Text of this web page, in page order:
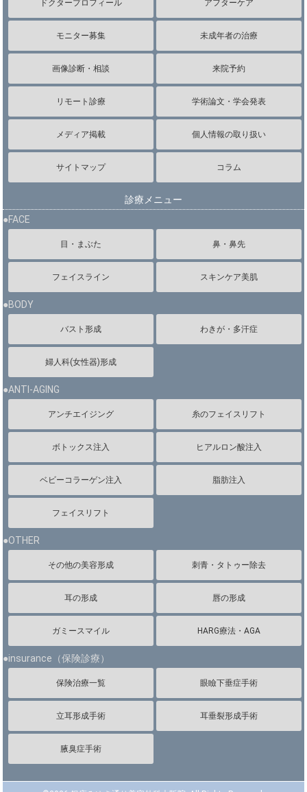
ドクタープロフィール アフターケア
モニター募集 未成年者の治療
画像診断・相談 来院予約
リモート診療 学術論文・学会発表
メディア掲載 個人情報の取り扱い
サイトマップ コラム
診療メニュー
●FACE
目・まぶた 鼻・鼻先
フェイスライン スキンケア美肌
●BODY
バスト形成 わきが・多汗症
婦人科(女性器)形成
●ANTI-AGING
アンチエイジング 糸のフェイスリフト
ボトックス注入 ヒアルロン酸注入
ベビーコラーゲン注入 脂肪注入
フェイスリフト
●OTHER
その他の美容形成 刺青・タトゥー除去
耳の形成 唇の形成
ガミースマイル HARG療法・AGA
●insurance（保険診療）
保険治療一覧 眼瞼下垂症手術
立耳形成手術 耳垂裂形成手術
腋臭症手術